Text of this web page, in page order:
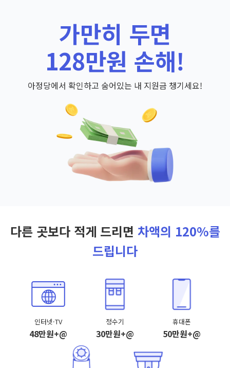
가만히 두면
128만원 손해!
아정당에서 확인하고 숨어있는 내 지원금 챙기세요!
다른 곳보다 적게 드리면 차액의 120%를
드립니다
인터넷·TV
48만원+@
정수기
30만원+@
휴대폰
50만원+@